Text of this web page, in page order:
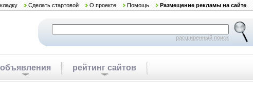
Сделать стартовой О проекте Помощь Размещение рекламы на сайте
расширенный поиск
объявления рейтинг сайтов